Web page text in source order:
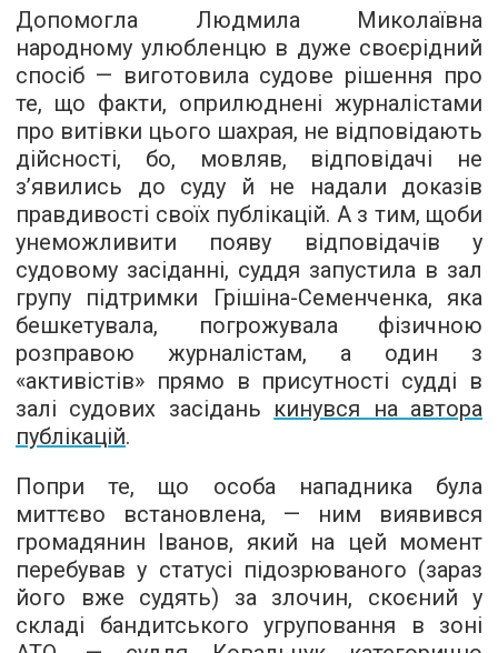
Допомогла Людмила Миколаївна
народному улюбленцю в дуже своєрідний
спосіб — виготовила судове рішення про
те, що факти, оприлюднені журналістами
про витівки цього шахрая, не відповідають
дійсності, бо, мовляв, відповідачі не
з’явились до суду й не надали доказів
правдивості своїх публікацій. А з тим, щоби
унеможливити появу відповідачів у
судовому засіданні, суддя запустила в зал
групу підтримки Грішіна-Семенченка, яка
бешкетувала, погрожувала фізичною
розправою журналістам, а один з
«активістів» прямо в присутності судді в
залі судових засідань кинувся на автора
публікацій.
Попри те, що особа нападника була
миттєво встановлена, — ним виявився
громадянин Іванов, який на цей момент
перебував у статусі підозрюваного (зараз
його вже судять) за злочин, скоєний у
складі бандитського угруповання в зоні